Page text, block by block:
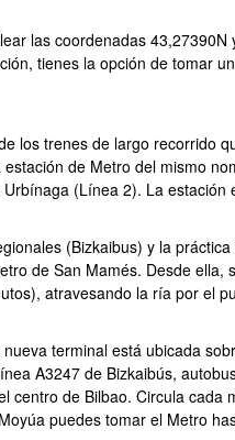
las coordenadas 43,27390N
tienes la opción de tomar
los trenes de largo recorrido
de Metro del mismo
(Línea 2). La estación
(Bizkaibus) y la
de San Mamés. Desde ella,
atravesando la ría por el
terminal está ubicada
A3247 de Bizkaibús,
centro de Bilbao. Circula cada
puedes tomar el Metro